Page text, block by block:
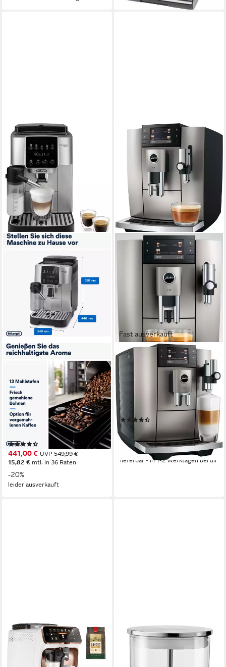
DE'LONGHI
Kaffeevollautomat Start Milk
ECAM220.80.SB,
Milchkaraffe inklusive,
Perfekter Cappuccino
250 g Bohnenkapazität
15 bar Pumpendruck
Edelstahl Kegelmahlwerk Mahlwerk
441,00 € UVP 549,99 €
15,82 € mtl. in 36 Raten
-20%
leider ausverkauft
Fast ausverkauft
JURA
Kaffeevollautomat 15712 E8
Midnight Silver (ED)
280 g
Bohnenkapazität
15 bar
Pumpendruck
Stahl Kegelmahlwerk
Mahlwerk
(5)
1.129,00 € UVP1.249,00 €
32,78 € mtl. in 48 Raten
-10%
lieferbar - in 1-2 Werktagen bei dir